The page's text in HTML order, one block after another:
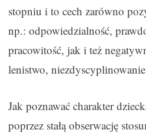
stopniu i to cech zarówno
np.: odpowiedzialność,
pracowitość, jak i też
lenistwo,
Jak poznawać charakter
poprzez stałą obserwację